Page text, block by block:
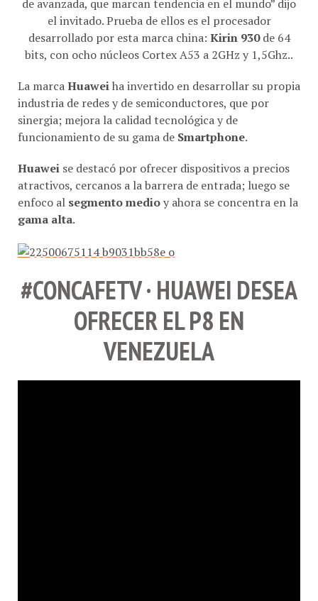
el invitado. Prueba de ellos es el procesador
desarrollado por esta marca china: Kirin 930de 64
bits, con ocho núcleos Cortex A53 a 2GHz y 1,5Ghz..
La marca Huawei ha invertido en desarrollar su propia
industria de redes y de semiconductores, que por
sinergia; mejora la calidad tecnológica y de
funcionamiento de su gama de Smartphone
Huawei se destacó por ofrecer dispositivos a precios
atractivos, cercanos a la barrera de entrada; luego se
enfoco al segmento medioy ahora se concentra en la
gama alta
#CONCAFETV · HUAWEI DESEA
OFRECER EL P8 EN
VENEZUELA